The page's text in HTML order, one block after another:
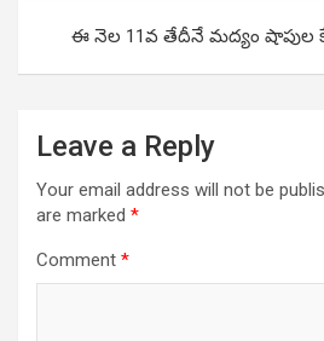
ఈ నెల 11వ తేదీనే మద్యం షాపుల
Leave a Reply
Your email address will not be
are marked *
Comment *